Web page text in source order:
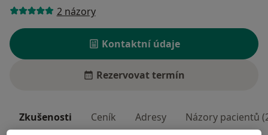
2 názory
Kontaktní údaje
Rezervovat termín
Zkušenosti Ceník Adresy Názory pacientů